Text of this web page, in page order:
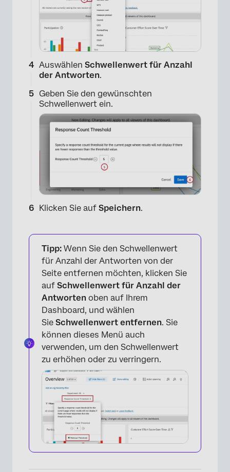
×
Auswählen Schwellenwert für Anzahl
der Antworten.
Geben Sie den gewünschten
Schwellenwert ein.
×
Klicken Sie auf Speichern.
Tipp: Wenn Sie den Schwellenwert
für Anzahl der Antworten von der
Seite entfernen möchten, klicken Sie
auf Schwellenwert für Anzahl der
Antworten oben auf Ihrem
Dashboard, und wählen
Sie Schwellenwert entfernen. Sie
können dieses Menü auch
verwenden, um den Schwellenwert
zu erhöhen oder zu verringern.